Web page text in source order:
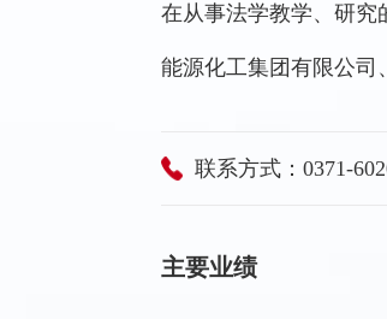
在从事法学教学、研究
能源化工集团有限公司
联系方式：0371-
主要业绩